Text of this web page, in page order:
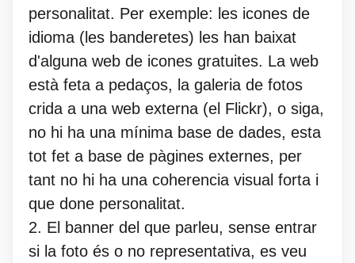
personalitat. Per exemple: les icones de
idioma (les banderetes) les han baixat
d'alguna web de icones gratuites. La web
està feta a pedaços, la galeria de fotos
crida a una web externa (el Flickr), o siga,
no hi ha una mínima base de dades, esta
tot fet a base de pàgines externes, per
tant no hi ha una coherencia visual forta i
que done personalitat.
2. El banner del que parleu, sense entrar
si la foto és o no representativa, es veu